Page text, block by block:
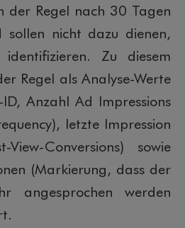
der Regel nach 30 Tagen
sollen nicht dazu dienen,
Zu diesem
Regel als Analyse-Werte
Anzahl Ad Impressions
letzte Impression
Conversions) sowie
(Markierung, dass der
angesprochen werden